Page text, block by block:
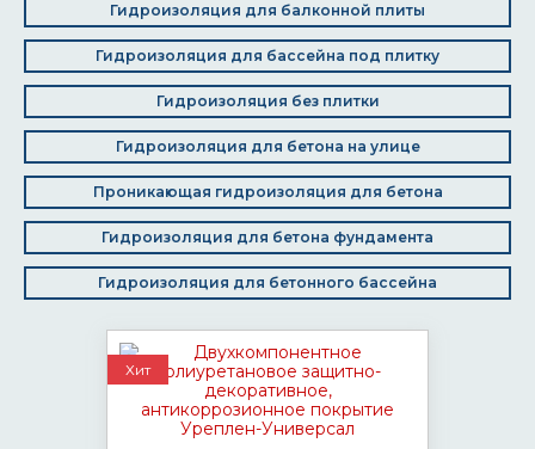
Гидроизоляция для балконной плиты
Гидроизоляция для бассейна под плитку
Гидроизоляция без плитки
Гидроизоляция для бетона на улице
Проникающая гидроизоляция для бетона
Гидроизоляция для бетона фундамента
Гидроизоляция для бетонного бассейна
Хит